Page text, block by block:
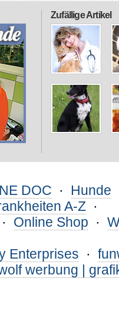
Zufällige Artikel
DOC · Hunde
A-Z ·
· Online Shop ·
Enterprises ·
werbung |